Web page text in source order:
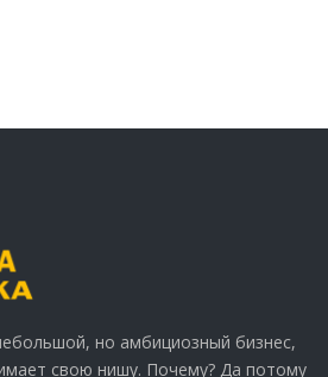
но амбициозный бизнес,
свою нишу. Почему? Да потому